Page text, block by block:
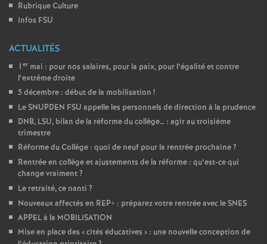
Rubrique Culture
Infos FSU
ACTUALITÉS
1 er mai : pour nos salaires, pour la paix, pour l’égalité et contre
l’extrême droite
5 décembre : début de la mobilisation !
Le SNUPDEN FSU appelle les personnels de direction à la prudence
DNB, LSU, bilan de la réforme du collège… : agir au troisième
trimestre
Réforme du Collège : quoi de neuf pour la rentrée prochaine?
Rentrée en collège et ajustements de la réforme : qu’est-ce qui
change vraiment?
Le retraité, ce nanti ?
Nouveaux affectés en REP+ : préparez votre rentrée avec le SNES
APPEL à la MOBILISATION
Mise en place des «cités éducatives » : une nouvelle conception de